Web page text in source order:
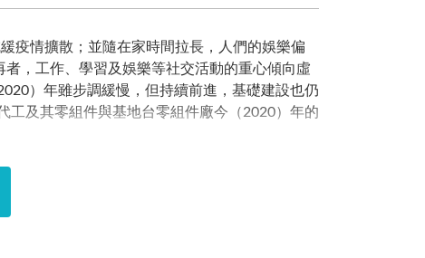
疫情擴散；並隨在家時間拉長，人們的娛樂偏
，工作、學習及娛樂等社交活動的重心傾向虛
）年雖步調緩慢，但持續前進，基礎建設也仍
工及其零組件與基地台零組件廠今（2020）年的